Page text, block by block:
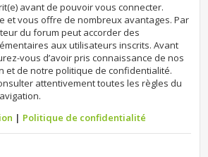
avant de pouvoir vous connecter.
et vous offre de nombreux avantages. Par
du forum peut accorder des
aux utilisateurs inscrits. Avant
vous d’avoir pris connaissance de nos
et de notre politique de confidentialité.
attentivement toutes les règles du
| Politique de confidentialité